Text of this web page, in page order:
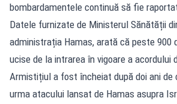
bombardamentele continuă să fie
Datele furnizate de Ministerul Sănătății
administrația Hamas, arată că peste 900
ucise de la intrarea în vigoare a acordului
Armistițiul a fost încheiat după doi ani
urma atacului lansat de Hamas asupra